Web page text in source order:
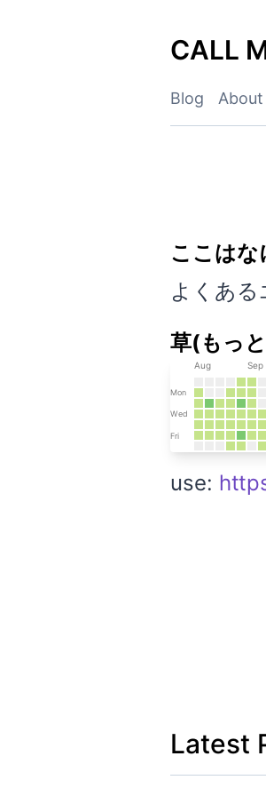
CALL
Blog About
CALL
ここはな
よくあ
草(もっ
use:
Latest